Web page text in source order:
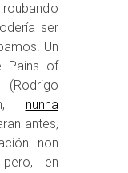
ser
Un
Pains of
nunha
antes,
non
en